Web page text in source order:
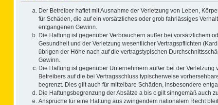
Der Betreiber haftet mit Ausnahme der Verletzung von Leben,
für Schäden, die auf ein vorsätzliches oder grob fahrlässiges
entgangenen Gewinn.
Die Haftung ist gegenüber Verbrauchern außer bei vorsätzlichem
Gesundheit und der Verletzung wesentlicher Vertragspflichten
übrigen der Höhe nach auf die vertragstypischen
Gewinn.
Die Haftung ist gegenüber Unternehmern außer bei der
Betreibers auf die bei Vertragsschluss typischerweise
begrenzt. Dies gilt auch für mittelbare Schäden, insbesondere
Die Haftungsbegrenzung der Absätze a bis c gilt sinngemäß auch
Ansprüche für eine Haftung aus zwingendem nationalem Recht